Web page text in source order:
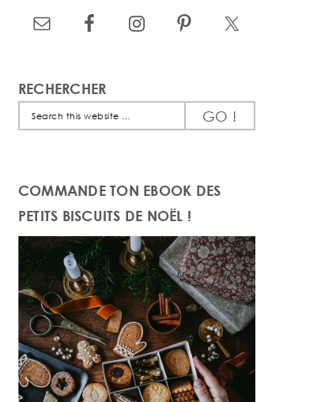
RECHERCHER
COMMANDE TON EBOOK DES
PETITS BISCUITS DE NOËL !